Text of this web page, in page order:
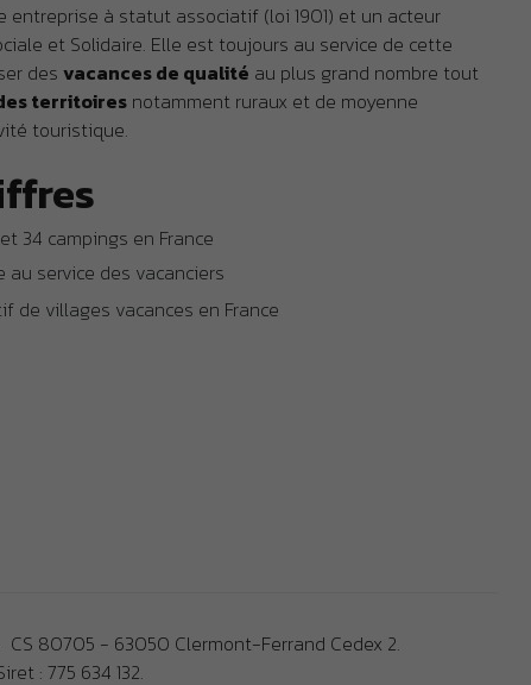
entreprise à statut associatif (loi 1901) et un acteur
et Solidaire. Elle est toujours au service de cette
des vacances de qualité au plus grand nombre tout
territoires notamment ruraux et de moyenne
touristique.
34 campings en France
service des vacanciers
de villages vacances en France
80705 - 63050 Clermont-Ferrand Cedex 2.
: 775 634 132.